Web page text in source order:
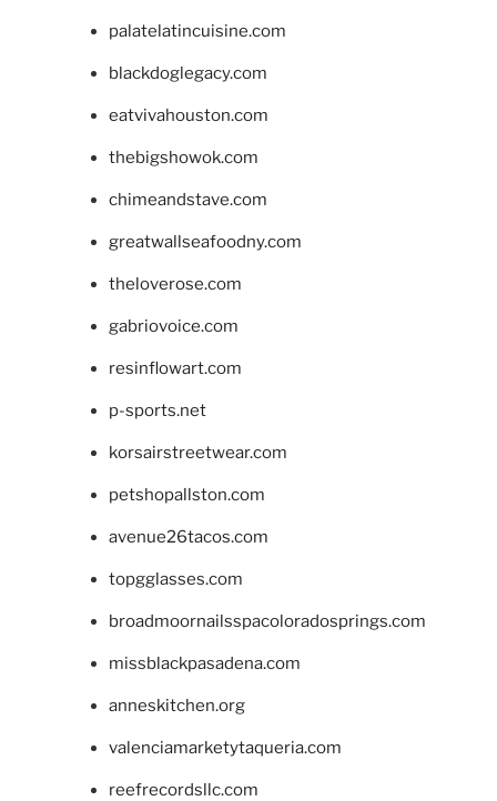
palatelatincuisine.com
blackdoglegacy.com
eatvivahouston.com
thebigshowok.com
chimeandstave.com
greatwallseafoodny.com
theloverose.com
gabriovoice.com
resinflowart.com
p-sports.net
korsairstreetwear.com
petshopallston.com
avenue26tacos.com
topgglasses.com
broadmoornailsspacoloradosprings.com
missblackpasadena.com
anneskitchen.org
valenciamarketytaqueria.com
reefrecordsllc.com